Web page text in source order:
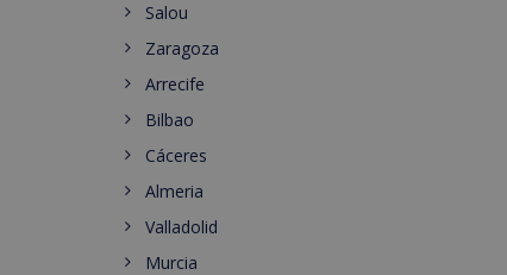
Salou
Zaragoza
Arrecife
Bilbao
Cáceres
Almeria
Valladolid
Murcia